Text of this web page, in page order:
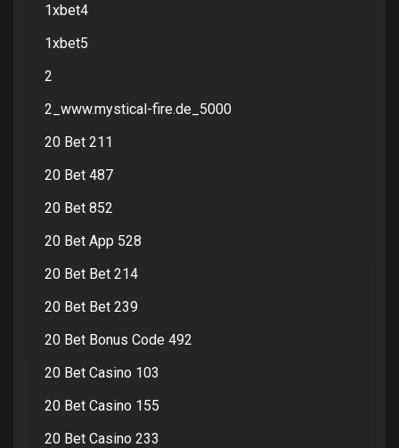
1xbet4
1xbet5
2
2_www.mystical-fire.de_5000
20 Bet 211
20 Bet 487
20 Bet 852
20 Bet App 528
20 Bet Bet 214
20 Bet Bet 239
20 Bet Bonus Code 492
20 Bet Casino 103
20 Bet Casino 155
20 Bet Casino 233